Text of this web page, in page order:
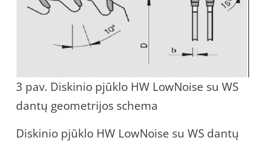
3 pav. Diskinio pjūklo HW LowNoise su WS
dantų geometrijos schema
Diskinio pjūklo HW LowNoise su WS dantų